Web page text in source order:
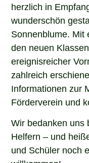
herzlich in
wunderschön
Sonnenblume. Mit
den neuen
ereignisreicher
zahlreich
Informationen zur
Förderverein und
Wir bedanken uns
Helfern – und
und Schüler noch